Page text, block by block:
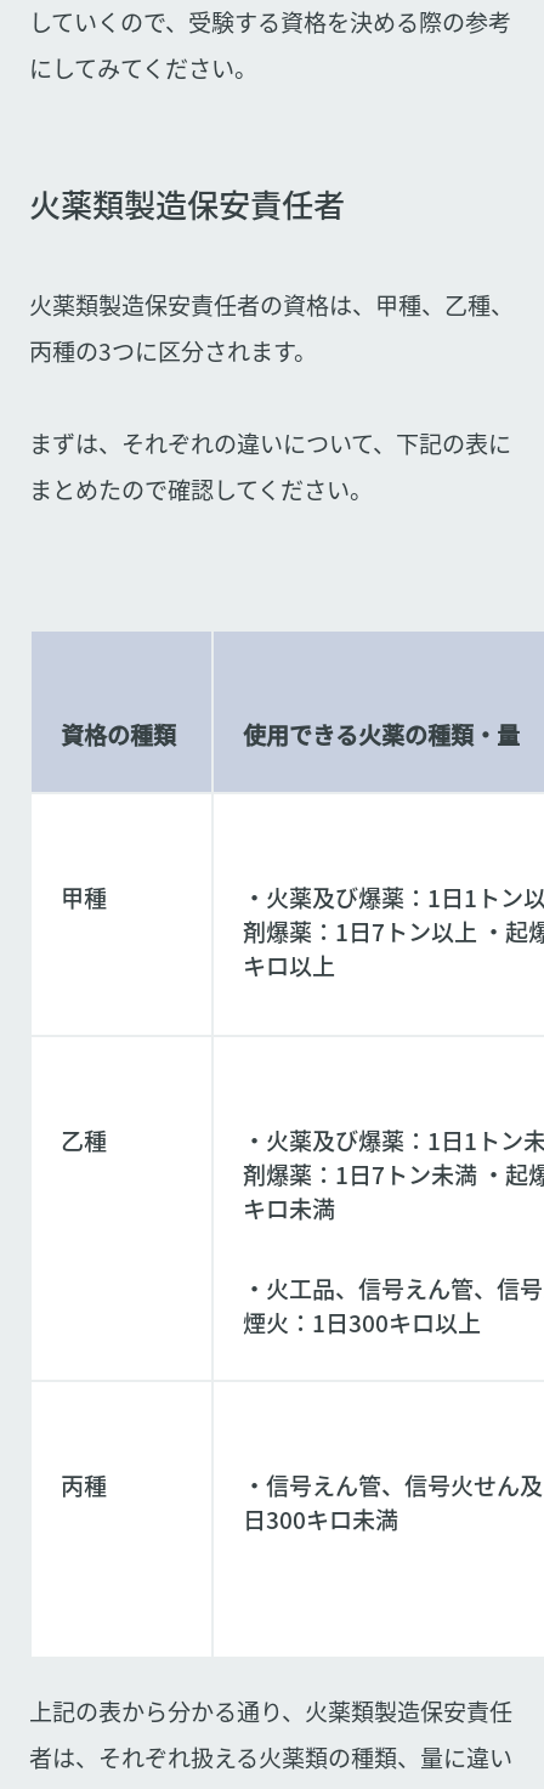
していくので、受験する資格を決める際の参考
にしてみてください。
火薬類製造保安責任者
火薬類製造保安責任者の資格は、甲種、乙種、
丙種の3つに区分されます。
まずは、それぞれの違いについて、下記の表に
まとめたので確認してください。
資格の種類 使用できる火薬の種類・量
甲種
・火薬及び爆薬：1日1トン
剤爆薬：1日7トン以上 ・起
キロ以上
乙種
・火薬及び爆薬：1日1トン
剤爆薬：1日7トン未満 ・起
キロ未満
・火工品、信号えん管、信
煙火：1日300キロ以上
丙種
・信号えん管、信号火せん
日300キロ未満
上記の表から分かる通り、火薬類製造保安責任
者は、それぞれ扱える火薬類の種類、量に違い